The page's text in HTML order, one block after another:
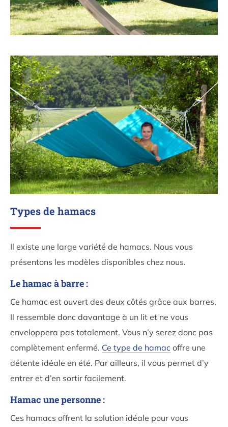
Types de hamacs
Il existe une large variété de hamacs. Nous vous
présentons les modèles disponibles chez nous.
Le hamac à barre :
Ce hamac est ouvert des deux côtés grâce aux barres.
Il ressemble donc davantage à un lit et ne vous
enveloppera pas totalement. Vous n’y serez donc pas
complètement enfermé. Ce type de hamac offre une
détente idéale en été. Par ailleurs, il vous permet d’y
entrer et d’en sortir facilement.
Hamac une personne :
Ces hamacs offrent la solution idéale pour vous